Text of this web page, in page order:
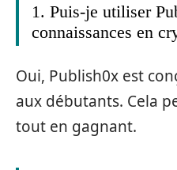
1. Puis-je utiliser
connaissances en
Oui, Publish0x est
aux débutants. Cela
tout en gagnant.